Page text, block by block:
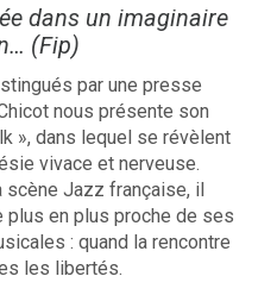
dans un imaginaire
(Fip)
par une presse
nous présente son
», dans lequel se révèlent
vivace et nerveuse.
scène Jazz française, il
plus en plus proche de ses
: quand la rencontre
les libertés.